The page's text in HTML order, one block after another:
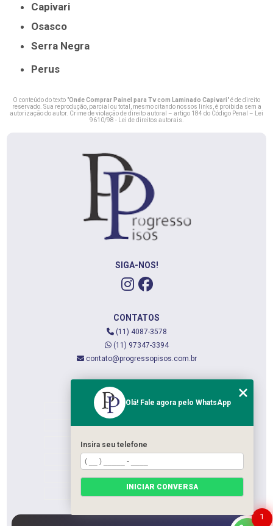
Capivari
Osasco
Serra Negra
Perus
O conteúdo do texto "Onde Comprar Painel para Tv com Laminado Capivari" é de direito
reservado. Sua reprodução, parcial ou total, mesmo citando nossos links, é proibida sem a
autorização do autor. Crime de violação de direito autoral – artigo 184 do Código Penal –
Lei
9610/98 - Lei de direitos autorais
SIGA-NOS!
CONTATOS
(11) 4087-3578
(11) 97347-3394
contato@progressopisos.com.br
QUEM SOMOS
SERVIÇOS
CATEGORIAS
1
Olá! Fale agora pelo WhatsApp
Insira seu telefone
INICIAR CONVERSA